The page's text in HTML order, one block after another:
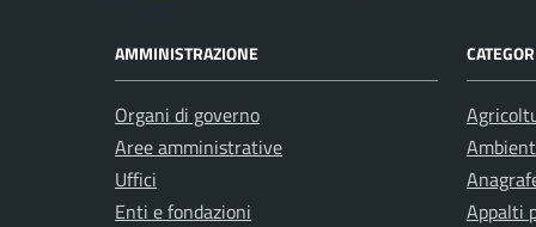
AMMINISTRAZIONE
Organi di governo
Aree amministrative
Uffici
Enti e fondazioni
Appalti